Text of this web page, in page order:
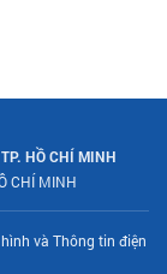
HỒ CHÍ MINH
CHÍ MINH
và Thông tin điện